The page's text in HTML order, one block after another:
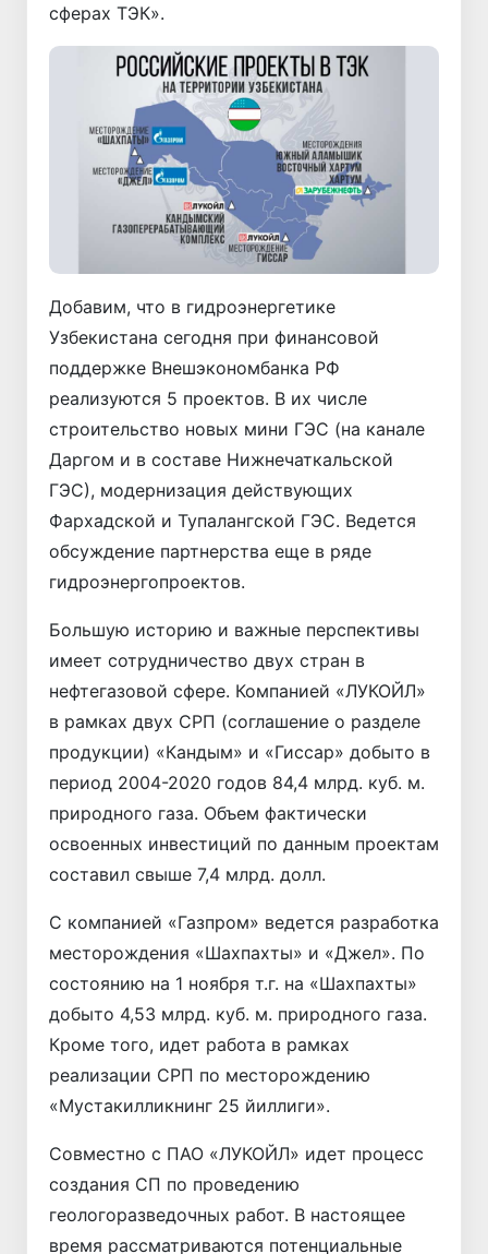
сферах ТЭК».
Добавим, что в гидроэнергетике
Узбекистана сегодня при финансовой
поддержке Внешэкономбанка РФ
реализуются 5 проектов. В их числе
строительство новых мини ГЭС (на канале
Даргом и в составе Нижнечаткальской
ГЭС), модернизация действующих
Фархадской и Тупалангской ГЭС. Ведется
обсуждение партнерства еще в ряде
гидроэнергопроектов.
Большую историю и важные перспективы
имеет сотрудничество двух стран в
нефтегазовой сфере. Компанией «ЛУКОЙЛ»
в рамках двух СРП (соглашение о разделе
продукции) «Кандым» и «Гиссар» добыто в
период 2004-2020 годов 84,4 млрд. куб. м.
природного газа. Объем фактически
освоенных инвестиций по данным проектам
составил свыше 7,4 млрд. долл.
С компанией «Газпром» ведется разработка
месторождения «Шахпахты» и «Джел». По
состоянию на 1 ноября т.г. на «Шахпахты»
добыто 4,53 млрд. куб. м. природного газа.
Кроме того, идет работа в рамках
реализации СРП по месторождению
«Мустакилликнинг 25 йиллиги».
Совместно с ПАО «ЛУКОЙЛ» идет процесс
создания СП по проведению
геологоразведочных работ. В настоящее
время рассматриваются потенциальные